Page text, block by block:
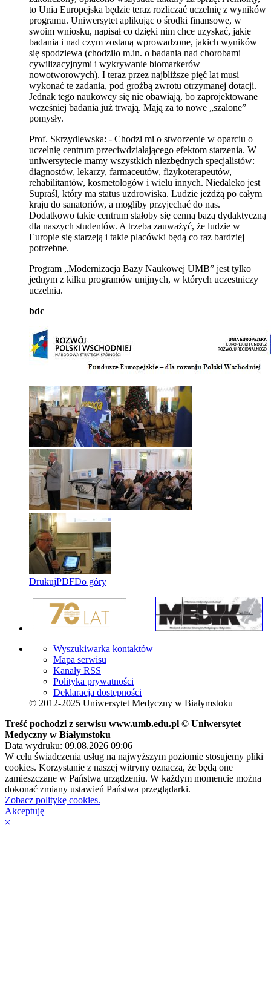
to Unia Europejska będzie teraz rozliczać uczelnię z wyników
programu. Uniwersytet aplikując o środki finansowe, w
swoim wniosku, napisał co dzięki nim chce uzyskać, jakie
badania i nad czym zostaną wprowadzone, jakich wyników
się spodziewa (chodziło m.in. o badania nad chorobami
cywilizacyjnymi i wykrywanie biomarkerów
nowotworowych). I teraz przez najbliższe pięć lat musi
wykonać te zadania, pod groźbą zwrotu otrzymanej dotacji.
Jednak tego naukowcy się nie obawiają, bo zaprojektowane
wcześniej badania już trwają. Mają za to nowe „szalone”
pomysły.
Prof. Skrzydlewska: - Chodzi mi o stworzenie w oparciu o
uczelnię centrum przeciwdziałającego efektom starzenia. W
uniwersytecie mamy wszystkich niezbędnych specjalistów:
diagnostów, lekarzy, farmaceutów, fizykoterapeutów,
rehabilitantów, kosmetologów i wielu innych. Niedaleko jest
Supraśl, który ma status uzdrowiska. Ludzie jeżdżą po całym
kraju do sanatoriów, a mogliby przyjechać do nas.
Dodatkowo takie centrum stałoby się cenną bazą dydaktyczną
dla naszych studentów. A trzeba zauważyć, że ludzie w
Europie się starzeją i takie placówki będą co raz bardziej
potrzebne.
Program „Modernizacja Bazy Naukowej UMB” jest tylko
jednym z kilku programów unijnych, w których uczestniczy
uczelnia.
bdc
DrukujPDFDo góry
Wyszukiwarka kontaktów
Mapa serwisu
Kanały RSS
Polityka prywatności
Deklaracja dostępności
© 2012-2025 Uniwersytet Medyczny w Białymstoku
Treść pochodzi z serwisu www.umb.edu.pl © Uniwersytet
Medyczny w Białymstoku
Data wydruku: 09.08.2026 09:06
W celu świadczenia usług na najwyższym poziomie stosujemy pliki
cookies. Korzystanie z naszej witryny oznacza, że będą one
zamieszczane w Państwa urządzeniu. W każdym momencie można
dokonać zmiany ustawień Państwa przeglądarki.
Zobacz politykę cookies.
Akceptuję